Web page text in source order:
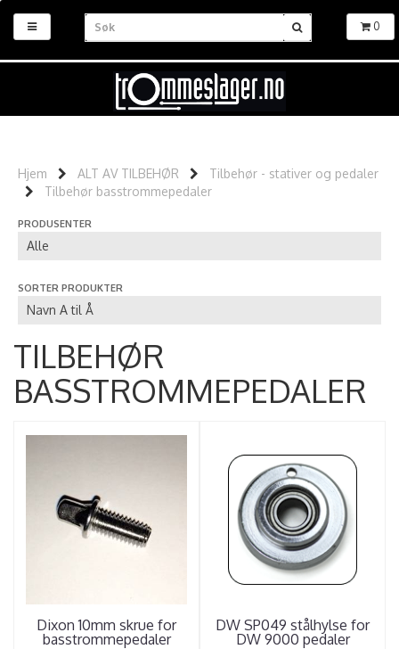
0
Hjem ALT AV TILBEHØR
Tilbehør - stativer og pedaler
Tilbehør basstrommepedaler
PRODUSENTER
SORTER PRODUKTER
TILBEHØR
BASSTROMMEPEDALER
Dixon 10mm skrue for
basstrommepedaler
DW SP049 stålhylse for
DW 9000 pedaler